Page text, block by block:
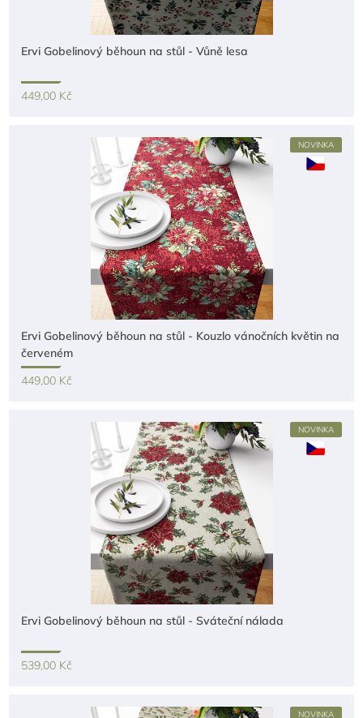
Ervi Gobelinový běhoun na stůl - Vůně lesa
449,00 Kč
NOVINKA
Ervi Gobelinový běhoun na stůl - Kouzlo vánočních květin na
červeném
449,00 Kč
NOVINKA
Ervi Gobelinový běhoun na stůl - Sváteční nálada
539,00 Kč
NOVINKA